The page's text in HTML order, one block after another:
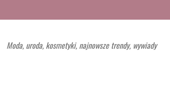
Moda, uroda, kosmetyki, najnowsze trendy, wywiady